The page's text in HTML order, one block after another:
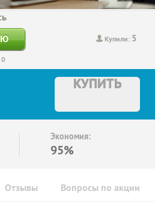
Купили: 5
0
КУПИТЬ
Экономия:
95%
Отзывы Вопросы по акции